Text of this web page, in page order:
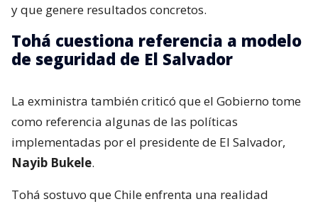
y que genere resultados concretos.
Tohá cuestiona referencia a modelo
de seguridad de El Salvador
La exministra también criticó que el Gobierno tome
como referencia algunas de las políticas
implementadas por el presidente de El Salvador,
Nayib Bukele.
Tohá sostuvo que Chile enfrenta una realidad